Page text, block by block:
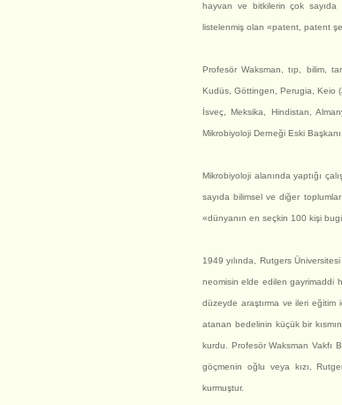
hayvan ve bitkilerin çok sayıda
listelenmiş olan «patent, patent
Profesör Waksman, tıp, bilim,
Kudüs, Göttingen, Perugia, Keio
İsveç, Meksika, Hindistan,
Mikrobiyoloji Derneği Eski Başkanı.
Mikrobiyoloji alanında yaptığı
sayıda bilimsel ve diğer
«dünyanın en seçkin 100 kişi
1949 yılında, Rutgers
neomisin elde edilen gayrimaddi
düzeyde araştırma ve ileri
atanan bedelinin küçük bir
kurdu. Profesör Waksman Vakfı
göçmenin oğlu veya kızı,
kurmuştur.